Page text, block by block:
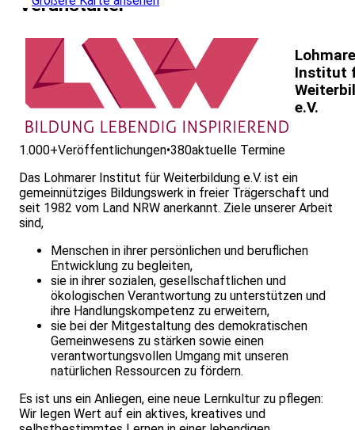
Veranstalter
Institut
e.V.
1.000+Veröffentlichungen•380aktuelle Termine
Das Lohmarer Institut für Weiterbildung e.V. ist ein
gemeinnütziges Bildungswerk in freier Trägerschaft und
seit 1982 vom Land NRW anerkannt. Ziele unserer Arbeit
sind,
Menschen in ihrer persönlichen und beruflichen
Entwicklung zu begleiten,
sie in ihrer sozialen, gesellschaftlichen und
ökologischen Verantwortung zu unterstützen und
ihre Handlungskompetenz zu erweitern,
sie bei der Mitgestaltung des demokratischen
Gemeinwesens zu stärken sowie einen
verantwortungsvollen Umgang mit unseren
natürlichen Ressourcen zu fördern.
Es ist uns ein Anliegen, eine neue Lernkultur zu pflegen:
Wir legen Wert auf ein aktives, kreatives und